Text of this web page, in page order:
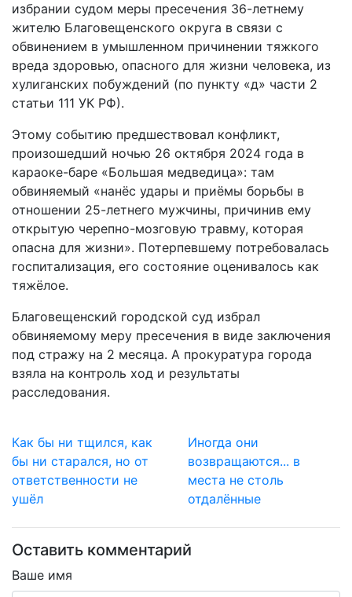
избрании судом меры пресечения 36-летнему
жителю Благовещенского округа в связи с
обвинением в умышленном причинении тяжкого
вреда здоровью, опасного для жизни человека, из
хулиганских побуждений (по пункту «д» части 2
статьи 111 УК РФ).
Этому событию предшествовал конфликт,
произошедший ночью 26 октября 2024 года в
караоке-баре «Большая медведица»: там
обвиняемый «нанёс удары и приёмы борьбы в
отношении 25-летнего мужчины, причинив ему
открытую черепно-мозговую травму, которая
опасна для жизни». Потерпевшему потребовалась
госпитализация, его состояние оценивалось как
тяжёлое.
Благовещенский городской суд избрал
обвиняемому меру пресечения в виде заключения
под стражу на 2 месяца. А прокуратура города
взяла на контроль ход и результаты
расследования.
Как бы ни тщился, как
бы ни старался, но от
ответственности не
ушёл
Иногда они
возвращаются... в
места не столь
отдалённые
Оставить комментарий
Ваше имя